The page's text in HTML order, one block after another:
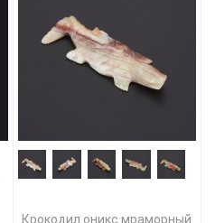
Крокодил оникс мраморный